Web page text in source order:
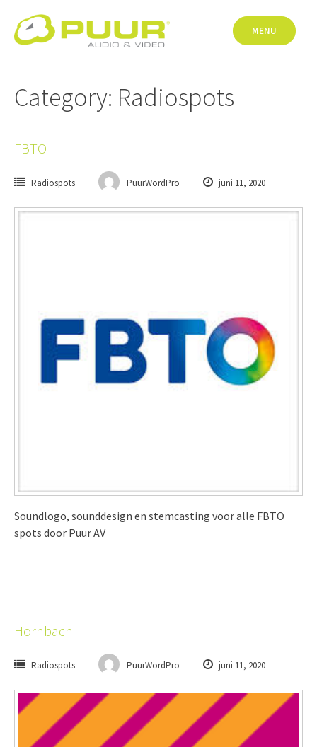
content
MENU
Category: Radiospots
FBTO
Radiospots PuurWordPro juni 11, 2020
Soundlogo, sounddesign en stemcasting voor alle FBTO
spots door Puur AV
Hornbach
Radiospots PuurWordPro juni 11, 2020